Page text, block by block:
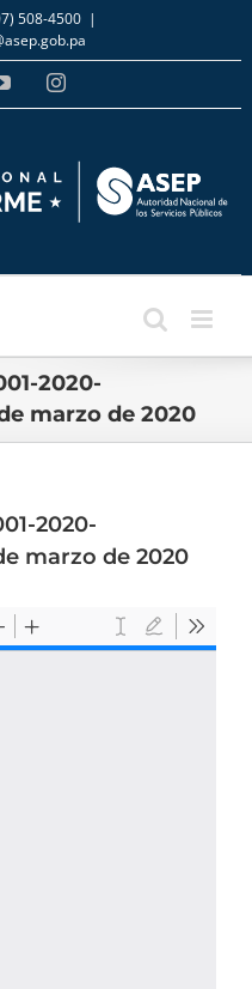
508-4500 |
YouTubeInstagram
2020-
marzo de 2020
2020-
marzo de 2020